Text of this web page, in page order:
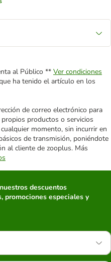
al Público ** Ver condiciones
ha tenido el artículo en los
de correo electrónico para
productos o servicios
momento, sin incurrir en
de transmisión, poniéndote
al cliente de zooplus. Más
descuentos
promociones especiales y